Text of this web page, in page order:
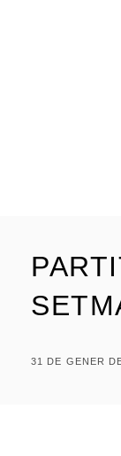
POSTED
31 DE GENER